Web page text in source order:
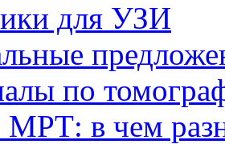
для УЗИ
по
в чем